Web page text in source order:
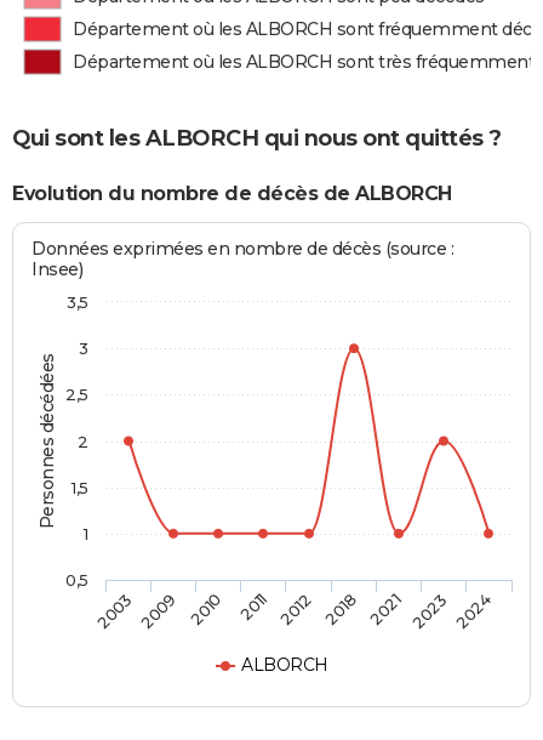
Département où les ALBORCH sont fréquemment
Département où les ALBORCH sont très fréquemment
Qui sont les ALBORCH qui nous ont quittés ?
Evolution du nombre de décès de ALBORCH
Personnes décédées
Données exprimées en nombre de décès (source :
Insee)
ALBORCH
2003 2009 2010 2011 2012 2018 2021 2023 2024
0,5
1
1,5
2
2,5
3
3,5